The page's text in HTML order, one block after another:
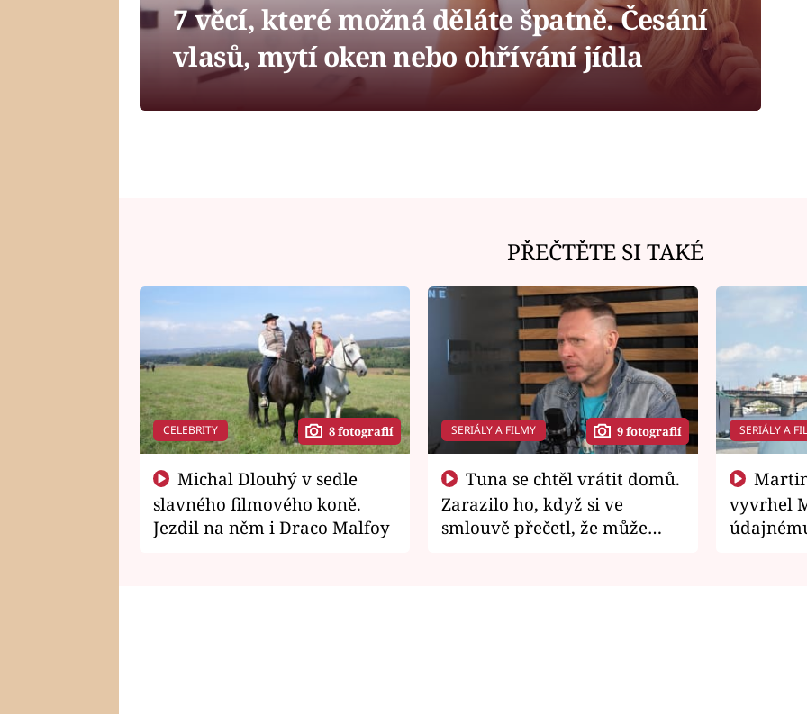
7 věcí, které možná děláte špatně. Česání
vlasů, mytí oken nebo ohřívání jídla
PŘEČTĚTE SI TAKÉ
CELEBRITY 8 fotografií
slavného filmového koně.
Jezdil na něm i Draco Malfoy
SERIÁLY A FILMY 9 fotografií
Zarazilo ho, když si ve
smlouvě přečetl, že může
SERIÁLY A
vyvrhel